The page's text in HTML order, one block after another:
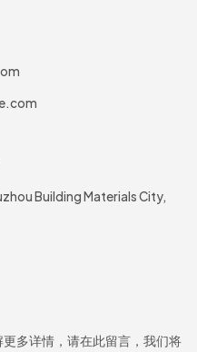
Building Materials City,
多详情，请在此留言，我们将